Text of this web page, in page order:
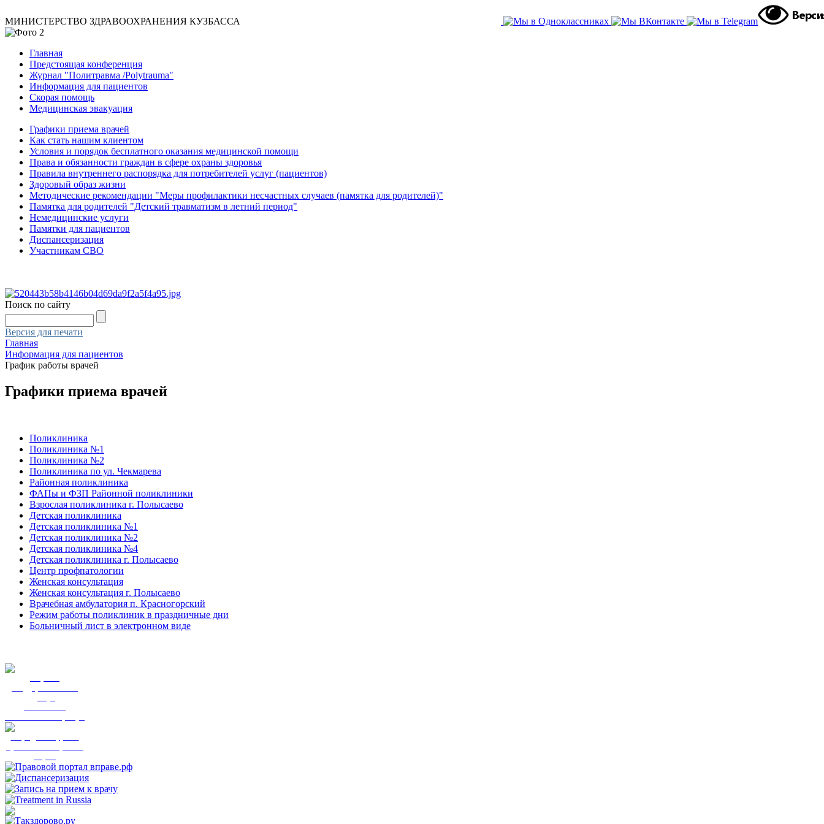
МИНИСТЕРСТВО ЗДРАВООХРАНЕНИЯ КУЗБАССА
Главная
Предстоящая конференция
Журнал "Политравма /Polytrauma"
Информация для пациентов
Скорая помощь
Медицинская эвакуация
Графики приема врачей
Как стать нашим клиентом
Условия и порядок бесплатного оказания медицинской помощи
Права и обязанности граждан в сфере охраны здоровья
Правила внутреннего распорядка для потребителей услуг (пациентов)
Здоровый образ жизни
Методические рекомендации "Меры профилактики несчастных случаев (памятка для родителей)"
Памятка для родителей "Детский травматизм в летний период"
Немедицинские услуги
Памятки для пациентов
Диспансеризация
Участникам СВО
Поиск по сайту
Версия для печати
Главная
Информация для пациентов
График работы врачей
Графики приема врачей
Поликлиника
Поликлиника №1
Поликлиника №2
Поликлиника по ул. Чекмарева
Районная поликлиника
ФАПы и ФЗП Районной поликлиники
Взрослая поликлиника г. Полысаево
Детская поликлиника
Детская поликлиника №1
Детская поликлиника №2
Детская поликлиника №4
Детская поликлиника г. Полысаево
Центр профпатологии
Женская консультация
Женская консультация г. Полысаево
Врачебная амбулатория п. Красногорский
Режим работы поликлиник в праздничные дни
Больничный лист в электронном виде